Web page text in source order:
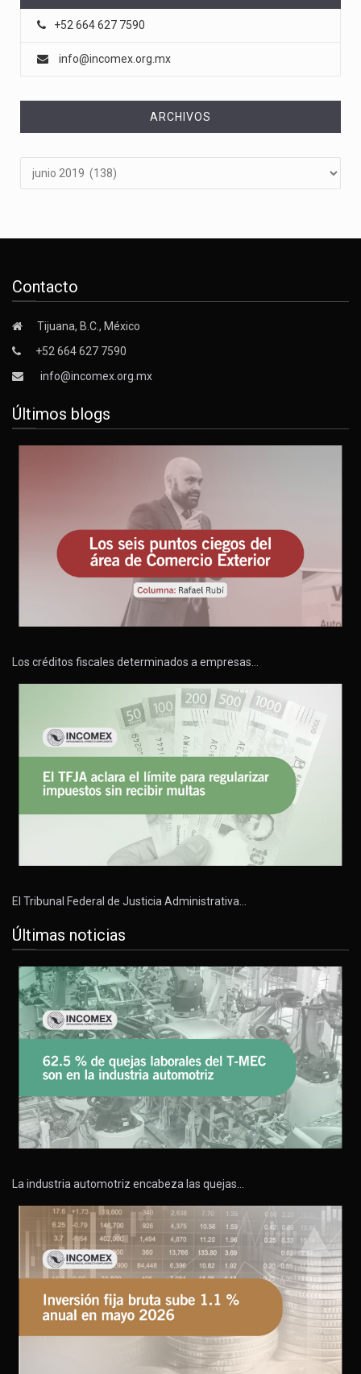
+52 664 627 7590
info@incomex.org.mx
ARCHIVOS
Contacto
Tijuana, B.C., México
+52 664 627 7590
info@incomex.org.mx
Últimos blogs
Los créditos fiscales determinados a empresas…
El Tribunal Federal de Justicia Administrativa…
Últimas noticias
La industria automotriz encabeza las quejas…